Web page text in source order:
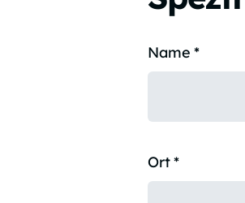
Name *
Ort*